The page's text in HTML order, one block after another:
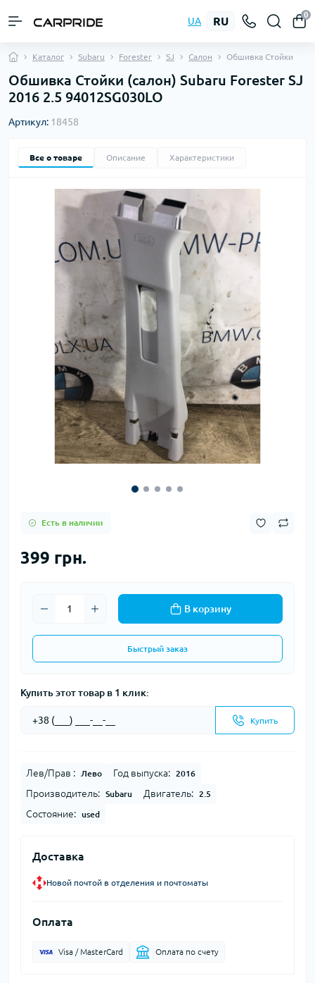
UA RU
0
Каталог Subaru Forester SJ Салон Обшивка Стойки
Обшивка Стойки (салон) Subaru Forester SJ
2016 2.5 94012SG030LO
Артикул: 18458
Все о товаре Описание Характеристики
Есть в наличии
399 грн.
В корзину
Быстрый заказ
Купить этот товар в 1 клик:
Купить
Лев/Прав : Лево Год выпуска: 2016
Производитель: Subaru Двигатель: 2.5
Состояние: used
Доставка
Новой почтой в отделения и почтоматы
Оплата
Visa / MasterCard Оплата по счету